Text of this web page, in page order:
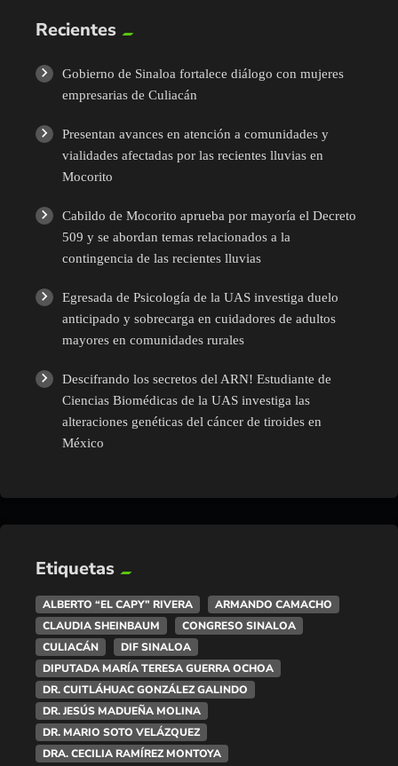
Recientes
Gobierno de Sinaloa fortalece diálogo con mujeres
empresarias de Culiacán
Presentan avances en atención a comunidades y
vialidades afectadas por las recientes lluvias en
Mocorito
Cabildo de Mocorito aprueba por mayoría el Decreto
509 y se abordan temas relacionados a la
contingencia de las recientes lluvias
Egresada de Psicología de la UAS investiga duelo
anticipado y sobrecarga en cuidadores de adultos
mayores en comunidades rurales
Descifrando los secretos del ARN! Estudiante de
Ciencias Biomédicas de la UAS investiga las
alteraciones genéticas del cáncer de tiroides en
México
Etiquetas
ALBERTO “EL CAPY” RIVERA
ARMANDO CAMACHO
CLAUDIA SHEINBAUM
CONGRESO SINALOA
CULIACÁN
DIF SINALOA
DIPUTADA MARÍA TERESA GUERRA OCHOA
DR. CUITLÁHUAC GONZÁLEZ GALINDO
DR. JESÚS MADUEÑA MOLINA
DR. MARIO SOTO VELÁZQUEZ
DRA. CECILIA RAMÍREZ MONTOYA